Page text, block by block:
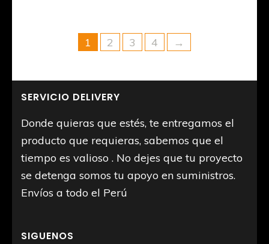
1 2 3 4 →
SERVICIO DELIVERY
Donde quieras que estés, te entregamos el
producto que requieras, sabemos que el
tiempo es valioso . No dejes que tu proyecto
se detenga somos tu apoyo en suministros.
Envíos a todo el Perú
SIGUENOS